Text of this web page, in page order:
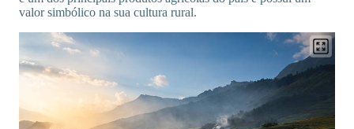
valor simbólico na sua cultura rural.